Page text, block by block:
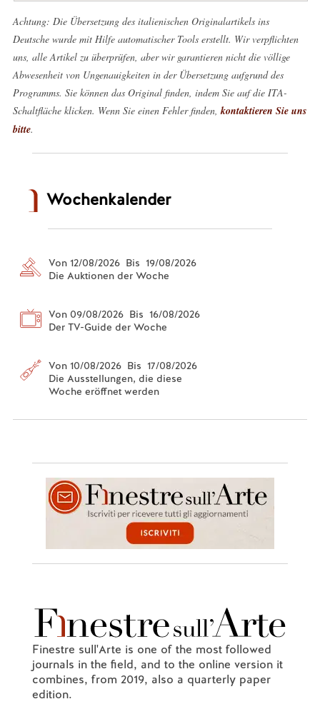
Achtung: Die Übersetzung des italienischen Originalartikels ins
Deutsche wurde mit Hilfe automatischer Tools erstellt. Wir verpflichten
uns, alle Artikel zu überprüfen, aber wir garantieren nicht die völlige
Abwesenheit von Ungenauigkeiten in der Übersetzung aufgrund des
Programms. Sie können das Original finden, indem Sie auf die ITA-
Schaltfläche klicken. Wenn Sie einen Fehler finden, kontaktieren Sie uns
bitte.
Wochenkalender
Von 12/08/2026 Bis 19/08/2026
Die Auktionen der Woche
Von 09/08/2026 Bis 16/08/2026
Der TV-Guide der Woche
Von 10/08/2026 Bis 17/08/2026
Die Ausstellungen, die diese
Woche eröffnet werden
Finestre sull'Arte is one of the most followed
journals in the field, and to the online version it
combines, from 2019, also a quarterly paper
edition.